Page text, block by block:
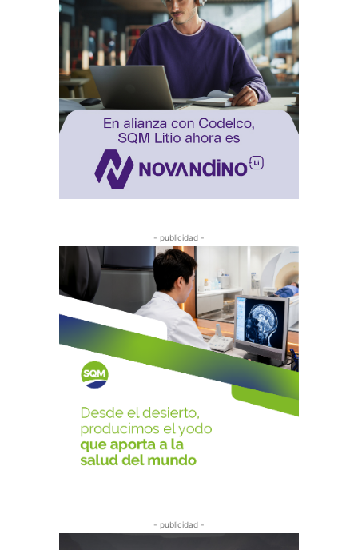
- publicidad -
- publicidad -